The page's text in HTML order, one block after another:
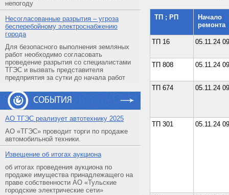
непогоду
Несогласованные разрытия – угроза
бесперебойному электроснабжению
города
Для безопасного выполнения земляных
работ необходимо согласовать
проведение разрытия со специалистами
ТГЭС и вызвать представителя
предприятия за сутки до начала работ
СОБЫТИЯ
АO ТГЭС реализует автотехнику 2025
АО «ТГЭС» проводит торги по продаже
автомобильной техники.
Извещение об итогах аукциона
об итогах проведения аукциона по
продаже имущества принадлежащего на
праве собственности АО «Тульские
городские электрические сети»
ТП ; РП
Начало
ремонта
ТП 16 05.11.24
ТП 808 05.11.24
ТП 674 05.11.24
ТП 301 05.11.24